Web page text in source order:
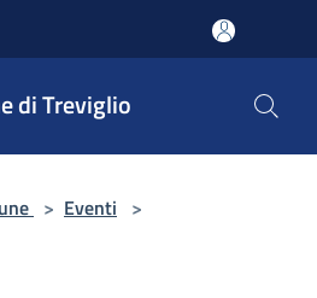
di Treviglio
> Eventi >